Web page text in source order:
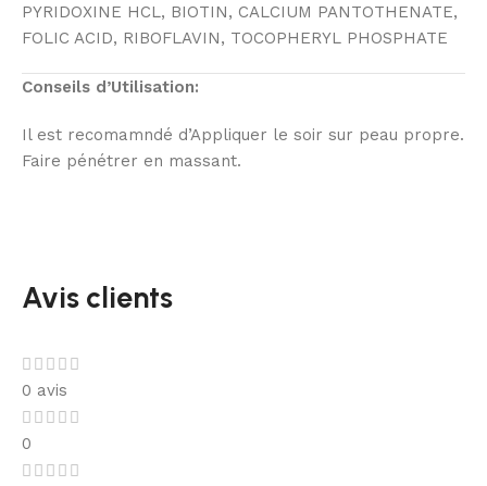
PYRIDOXINE HCL, BIOTIN, CALCIUM PANTOTHENATE,
FOLIC ACID, RIBOFLAVIN, TOCOPHERYL PHOSPHATE
Conseils d’Utilisation:
Il est recomamndé d’Appliquer le soir sur peau propre.
Faire pénétrer en massant.
Avis clients
0 avis
0